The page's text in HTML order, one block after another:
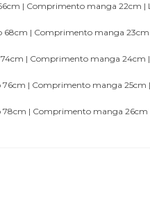
| Comprimento manga 22cm |
68cm | Comprimento manga 23cm
| Comprimento manga 24cm
| Comprimento manga 25cm
| Comprimento manga 26cm